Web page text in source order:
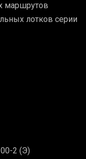
маршрутов
лотков серии
2 (Э)